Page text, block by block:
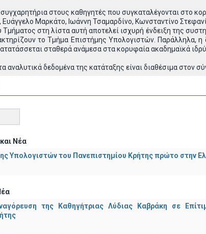
στους καθηγητές που συγκαταλέγονται στο
Μαρκάτο, Ιωάννη Τσαμαρδίνο, Κωνσταντίνο
στη λίστα αυτή αποτελεί ισχυρή ένδειξη της
το Τμήμα Επιστήμης Υπολογιστών. Παράλληλα,
σταθερά ανάμεσα στα κορυφαία ακαδημαϊκά
αναλυτικά δεδομένα της κατάταξης είναι διαθέσιμα στον
Νέα
Υπολογιστών του Πανεπιστημίου Κρήτης πρώτο στην
της Καθηγήτριας Λύδιας Καβράκη σε